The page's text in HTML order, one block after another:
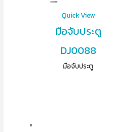
Quick View
มือจับประตู
DJ0088
มือจับประตู